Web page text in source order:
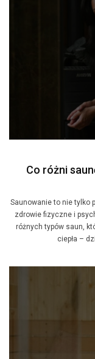
Co różni
Saunowanie to nie tylko
zdrowie fizyczne i
różnych typów saun,
ciepła –